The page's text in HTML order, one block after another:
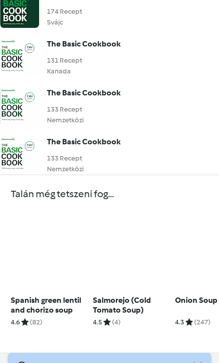
174 Recept
Svájc
The Basic Cookbook
131 Recept
Kanada
The Basic Cookbook
133 Recept
Nemzetközi
The Basic Cookbook
133 Recept
Nemzetközi
Talán még tetszeni fog...
Spanish green lentil
and chorizo soup
4.6 (82)
Salmorejo (Cold
Tomato Soup)
4.5 (4)
Onion Soup
4.3 (247)